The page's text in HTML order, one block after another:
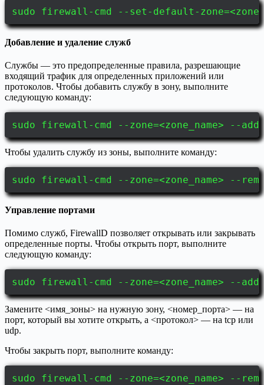
sudo firewall-cmd --set-default-
Добавление и удаление служб
Службы — это предопределенные правила, разрешающие
входящий трафик для определенных приложений или
протоколов. Чтобы добавить службу в зону, выполните
следующую команду:
sudo firewall-cmd --zone=<zone_name> --
Чтобы удалить службу из зоны, выполните команду:
sudo firewall-cmd --zone=<zone_name> --
Управление портами
Помимо служб, FirewallD позволяет открывать или закрывать
определенные порты. Чтобы открыть порт, выполните
следующую команду:
sudo firewall-cmd --zone=<zone_name> --
Замените <имя_зоны> на нужную зону, <номер_порта> — на
порт, который вы хотите открыть, а <протокол> — на tcp или
udp.
Чтобы закрыть порт, выполните команду:
sudo firewall-cmd --zone=<zone_name> --